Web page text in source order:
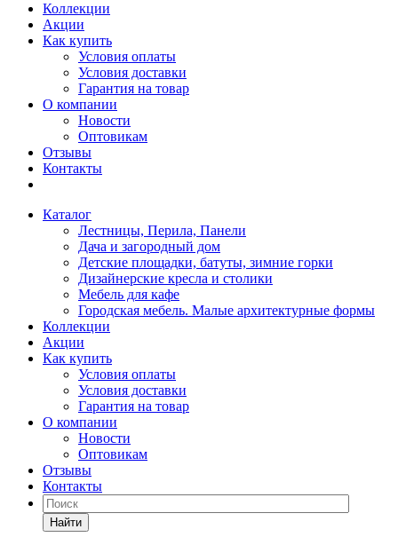
Коллекции
Акции
Как купить
Условия оплаты
Условия доставки
Гарантия на товар
О компании
Новости
Оптовикам
Отзывы
Контакты
Каталог
Лестницы, Перила, Панели
Дача и загородный дом
Детские площадки, батуты, зимние горки
Дизайнерские кресла и столики
Мебель для кафе
Городская мебель. Малые архитектурные формы
Коллекции
Акции
Как купить
Условия оплаты
Условия доставки
Гарантия на товар
О компании
Новости
Оптовикам
Отзывы
Контакты
Найти